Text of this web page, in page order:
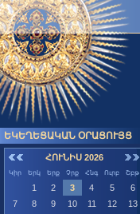
ԵԿԵՂԵՑԱԿԱՆ ՕՐԱՑՈՒՅՑ
ՀՈՒՆԻՍ 2026
Կիր Երկ Երք Չրք Հնգ Ուրբ Շբթ
1 2 3 4 5
6
7
8 9 10 11 12
13